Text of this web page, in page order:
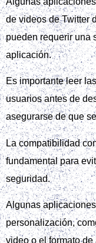
de videos de Twitter
pueden requerir una
aplicación.
Es importante leer
usuarios antes de
asegurarse de que
La compatibilidad
fundamental para
seguridad.
Algunas
personalización,
video o el formato de